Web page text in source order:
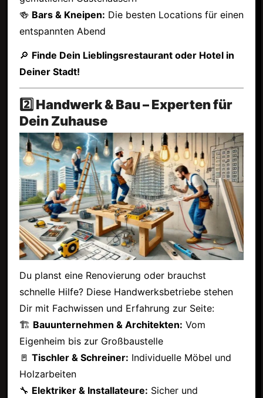
🍻 Bars & Kneipen: Die besten Locations für einen
entspannten Abend
🔎 Finde Dein Lieblingsrestaurant oder Hotel in
Deiner Stadt!
2️⃣ Handwerk & Bau – Experten für
Dein Zuhause
Du planst eine Renovierung oder brauchst
schnelle Hilfe? Diese Handwerksbetriebe stehen
Dir mit Fachwissen und Erfahrung zur Seite:
🏗 Bauunternehmen & Architekten: Vom
Eigenheim bis zur Großbaustelle
🚪 Tischler & Schreiner: Individuelle Möbel und
Holzarbeiten
🔧 Elektriker & Installateure: Sicher und